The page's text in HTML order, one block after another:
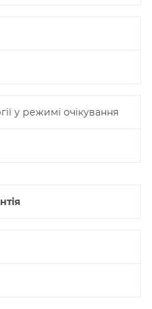
у режимі очікування